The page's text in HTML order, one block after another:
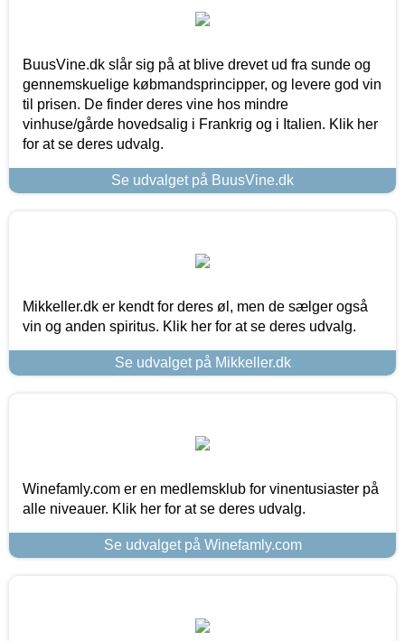
BuusVine.dk slår sig på at blive drevet ud fra sunde og
gennemskuelige købmandsprincipper, og levere god vin
til prisen. De finder deres vine hos mindre
vinhuse/gårde hovedsalig i Frankrig og i Italien. Klik her
for at se deres udvalg.
Se udvalget på BuusVine.dk
Mikkeller.dk er kendt for deres øl, men de sælger også
vin og anden spiritus. Klik her for at se deres udvalg.
Se udvalget på Mikkeller.dk
Winefamly.com er en medlemsklub for vinentusiaster på
alle niveauer. Klik her for at se deres udvalg.
Se udvalget på Winefamly.com